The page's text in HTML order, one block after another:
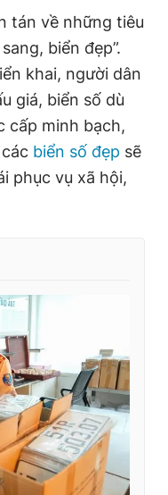
tán về những tiêu
biển đẹp”.
khai, người dân
giá, biển số dù
cấp minh bạch,
biển số đẹp sẽ
phục vụ xã hội,